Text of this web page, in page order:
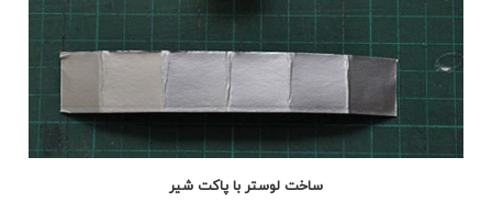
ساخت لوستر با پاکت شیر